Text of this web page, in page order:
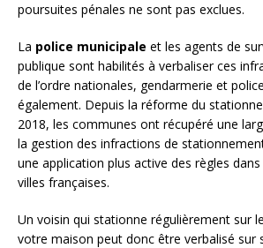
poursuites pénales ne sont pas exclues.
La police municipale et les agents de
publique sont habilités à verbaliser ces
de l’ordre nationales, gendarmerie et
également. Depuis la réforme du
2018, les communes ont récupéré une
la gestion des infractions de
une application plus active des règles
villes françaises.
Un voisin qui stationne régulièrement sur
votre maison peut donc être verbalisé sur